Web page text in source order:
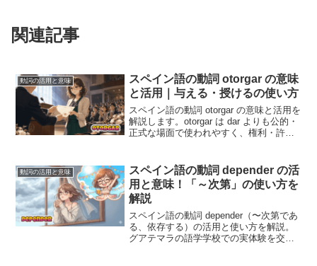
関連記事
動詞の活用と意味
スペイン語の動詞 otorgar の意味
と活用｜与える・授けるの使い方
スペイン語の動詞 otorgar の意味と活用を
解説します。otorgar は dar よりも公的・
正式な場面で使われやすく、権利・許
動詞の活用と意味
スペイン語の動詞 depender の活
用と意味！「～次第」の使い方を
解説
スペイン語の動詞 depender（〜次第であ
る、依存する）の活用と使い方を解説。
グアテマラの語学学校での実体験を交